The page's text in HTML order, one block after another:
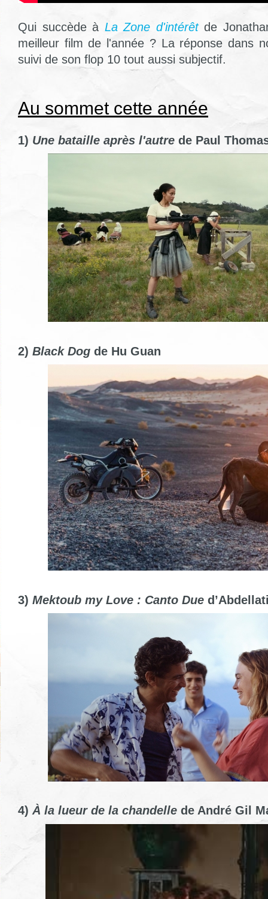
Qui succède à La Zone d'intérêtde
meilleur film de l'année ? La réponse dans
suivi de son flop 10 tout aussi subjectif.
Au sommet cette année
1) Une bataille après l'autre de Paul
2) Black Dog de Hu Guan
3) Mektoub my Love : Canto Due
4) À la lueur de la chandelle de André Gil